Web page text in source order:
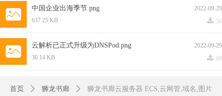
2022-09-29
中国企业出海季节.png
끂 56
637.25 KB
2022-09-29
云解析已正式升级为DNSPod.png
끂 69
30.14 KB
上一页 1 2 3 4 5 下一页
首页 ꄲ 狮龙书廊 ꄲ 狮龙书廊云服务器 ECS,云网管,域名,图片